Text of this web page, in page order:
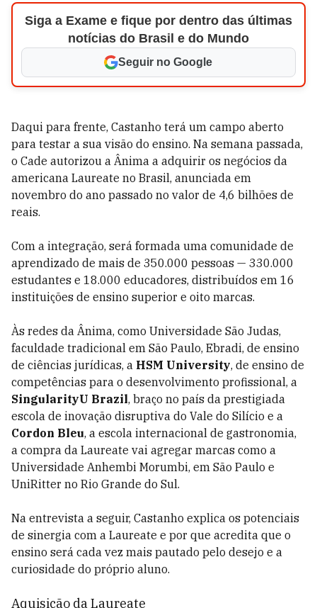
Siga a Exame e fique por dentro das últimas
notícias do Brasil e do Mundo
Seguir no Google
Daqui para frente, Castanho terá um campo aberto
para testar a sua visão do ensino. Na semana passada,
o Cade autorizou a Ânima a adquirir os negócios da
americana Laureate no Brasil, anunciada em
novembro do ano passado no valor de 4,6 bilhões de
reais.
Com a integração, será formada uma comunidade de
aprendizado de mais de 350.000 pessoas — 330.000
estudantes e 18.000 educadores, distribuídos em 16
instituições de ensino superior e oito marcas.
Às redes da Ânima, como Universidade São Judas,
faculdade tradicional em São Paulo, Ebradi, de ensino
de ciências jurídicas, a HSM University, de ensino de
competências para o desenvolvimento profissional, a
SingularityU Brazil, braço no país da prestigiada
escola de inovação disruptiva do Vale do Silício e a
Cordon Bleu, a escola internacional de gastronomia,
a compra da Laureate vai agregar marcas como a
Universidade Anhembi Morumbi, em São Paulo e
UniRitter no Rio Grande do Sul.
Na entrevista a seguir, Castanho explica os potenciais
de sinergia com a Laureate e por que acredita que o
ensino será cada vez mais pautado pelo desejo e a
curiosidade do próprio aluno.
Aquisição da Laureate